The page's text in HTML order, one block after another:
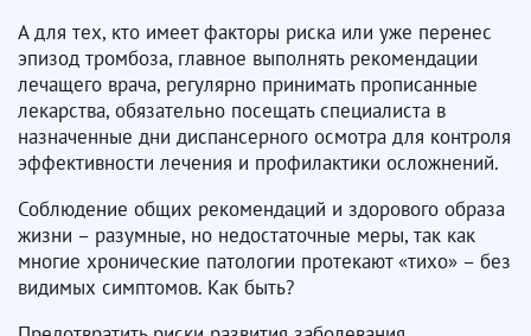
А для тех, кто имеет факторы риска или уже перенес
эпизод тромбоза, главное выполнять рекомендации
лечащего врача, регулярно принимать прописанные
лекарства, обязательно посещать специалиста в
назначенные дни диспансерного осмотра для контроля
эффективности лечения и профилактики осложнений.
Соблюдение общих рекомендаций и здорового образа
жизни – разумные, но недостаточные меры, так как
многие хронические патологии протекают «тихо» – без
видимых симптомов. Как быть?